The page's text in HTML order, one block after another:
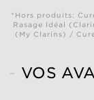
*Hors produits:
Rasage Idéal
(My Clarins) /
VOS